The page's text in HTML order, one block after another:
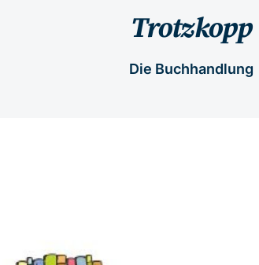
Trotzkopp
Die Buchhandlung